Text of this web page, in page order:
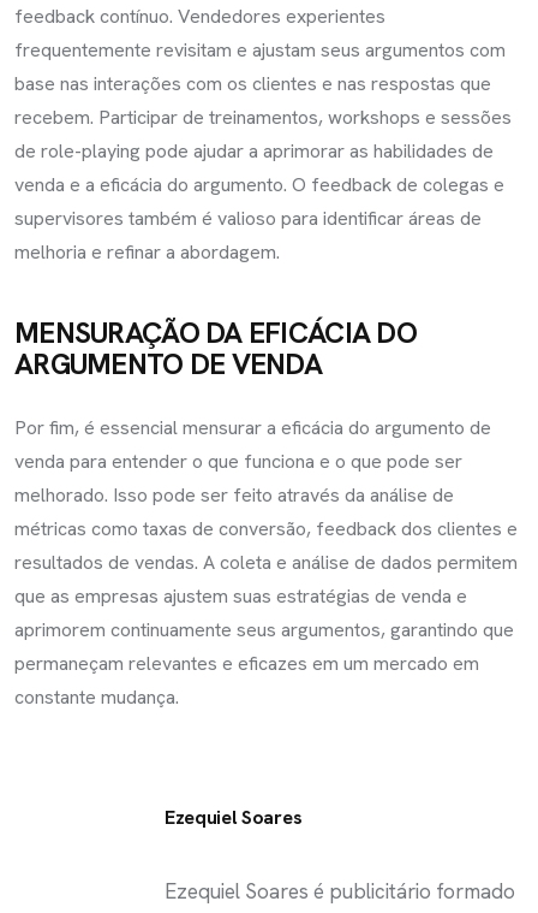
feedback contínuo. Vendedores experientes
frequentemente revisitam e ajustam seus argumentos com
base nas interações com os clientes e nas respostas que
recebem. Participar de treinamentos, workshops e sessões
de role-playing pode ajudar a aprimorar as habilidades de
venda e a eficácia do argumento. O feedback de colegas e
supervisores também é valioso para identificar áreas de
melhoria e refinar a abordagem.
MENSURAÇÃO DA EFICÁCIA DO
ARGUMENTO DE VENDA
Por fim, é essencial mensurar a eficácia do argumento de
venda para entender o que funciona e o que pode ser
melhorado. Isso pode ser feito através da análise de
métricas como taxas de conversão, feedback dos clientes e
resultados de vendas. A coleta e análise de dados permitem
que as empresas ajustem suas estratégias de venda e
aprimorem continuamente seus argumentos, garantindo que
permaneçam relevantes e eficazes em um mercado em
constante mudança.
Ezequiel Soares
Ezequiel Soares é publicitário formado